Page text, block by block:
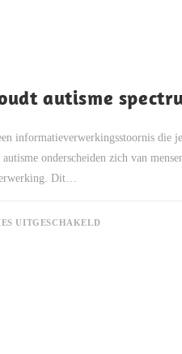
autisme
informatieverwerkingsstoornis die
autisme onderscheiden zich van
Dit…
UITGESCHAKELD